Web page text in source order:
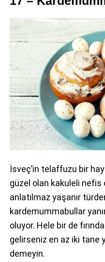
İsveç’in telaffuzu bir
güzel olan kakuleli nefis
anlatılmaz yaşanır
kardemummabullar
oluyor. Hele bir de
gelirseniz en az iki tane
demeyin.